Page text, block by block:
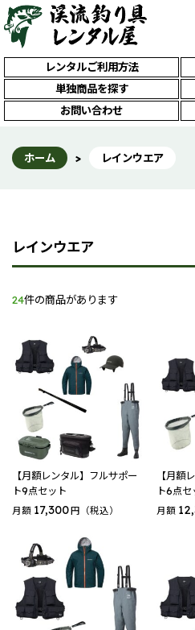
レンタルご利用方法
単独商品を探す
お問い合わせ
ホーム > レインウエア
レインウエア
24件の商品があります
【月額レンタル】フルサポー
ト9点セット
月額 17,300円（税込）
【月額
ト6点セ
月額